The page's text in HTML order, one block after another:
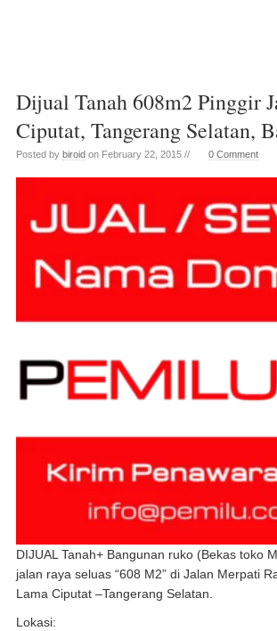
Dijual Tanah 608m2 Pinggir
Ciputat, Tangerang Selatan,
Posted by biroidon February 22, 2015 // 0 Comment
DIJUAL Tanah+ Bangunan ruko (Bekas toko
jalan raya seluas “608 M2” di Jalan Merpati
Lama Ciputat –Tangerang Selatan.
Lokasi: